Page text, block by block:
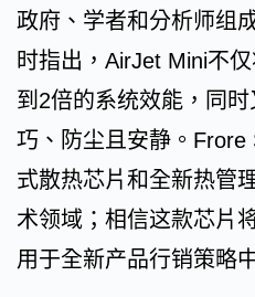
政府、学者和分析师组
时指出，AirJet Mini不
到2倍的系统效能，同
巧、防尘且安静。
式散热芯片和全新热管
术领域；相信这款芯片
用于全新产品行销策略